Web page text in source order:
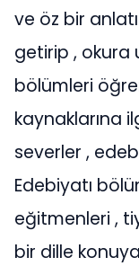
ve öz bir
getirip , okura
bölümleri
kaynaklarına
severler ,
Edebiyatı
eğitmenleri ,
bir dille